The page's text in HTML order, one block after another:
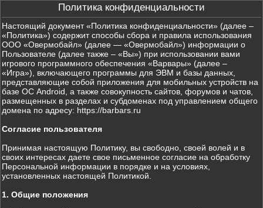
Политика конфиденциальности
Настоящий документ «Политика конфиденциальности» (далее –
«Политика») содержит способы сбора и правила использования
ООО «Овермобайл» (далее — «Овермобайл») информации о
Пользователе (далее также – «Вы») при использовании вами
игрового программного обеспечения «Варвары» (далее –
«Игра»), включающего программы для ЭВМ и базы данных,
представляющие собой приложения для мобильных устройств на
базе ОС Android, а также совокупность сайтов, форумов и чатов,
размещенных в разделах и субдоменах под управлением общего
домена по адресу: https://barbars.ru
Согласие пользователя
Принимая настоящую Политику, вы свободно, своей волей и в
своих интересах даете свое письменное согласие на обработку
Персональной информации в порядке и на условиях,
установленных настоящей Политикой.
1. Общие положения